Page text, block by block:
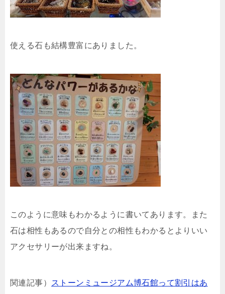
使える石も結構豊富にありました。
このように意味もわかるように書いてあります。また
石は相性もあるので自分との相性もわかるとよりいい
アクセサリーが出来ますね。
関連記事）
ストーンミュージアム博石館って割引はあ